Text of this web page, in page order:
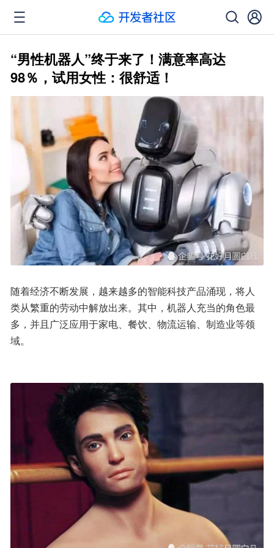
“男性机器人”终于来了！满意率高达
98％，试用女性：很舒适！
随着经济不断发展，越来越多的智能科技产品涌现，将人
类从繁重的劳动中解放出来。其中，机器人充当的角色最
多，并且广泛应用于家电、餐饮、物流运输、制造业等领
域。